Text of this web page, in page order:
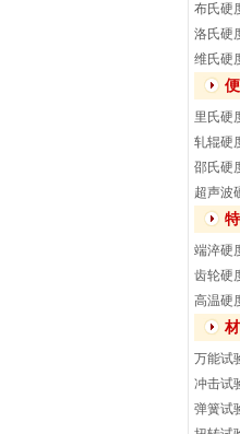
布氏硬
洛氏硬
维氏硬
里氏硬
轧辊硬
邵氏硬
超声波
端淬硬
齿轮硬
高温硬
万能试
冲击试
弹簧试